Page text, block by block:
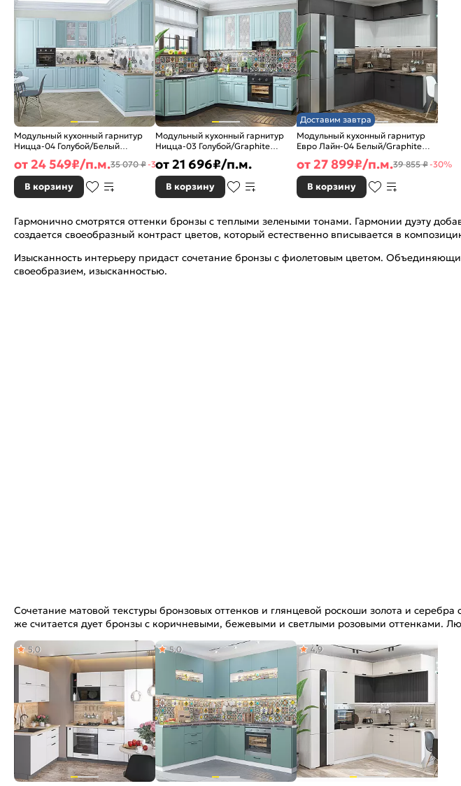
Модульный кухонный гарнитур
Ницца-04 Голубой/Белый
2340x3200/2700x600
от 24 549₽/п.м.35 070 ₽-30%
В корзину
Модульный кухонный гарнитур
Ницца-03 Голубой/Graphite
2340x1890/2400x600
от21 696₽/п.м.
В корзину
Доставим завтра
Модульный кухонный гарнитур
Евро Лайн-04 Белый/Graphite
2500x2400/1890x600
от 27 899₽/п.м.39 855 ₽-30%
В корзину
Гармонично смотрятся оттенки бронзы с теплыми зелеными тонами. Гармонии дуэту
создается своеобразный контраст цветов, который естественно вписывается в
Изысканность интерьеру придаст сочетание бронзы с фиолетовым цветом.
своеобразием, изысканностью.
Сочетание матовой текстуры бронзовых оттенков и глянцевой роскоши золота и
же считается дует бронзы с коричневыми, бежевыми и светлыми розовыми
5,0 5,0 4,9